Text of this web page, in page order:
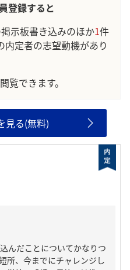
登録すると
示板書き込みのほか1件
内定者の志望動機があり
覧できます。
見る(無料)
んだことについてかなりつ
所、今までにチャレンジし